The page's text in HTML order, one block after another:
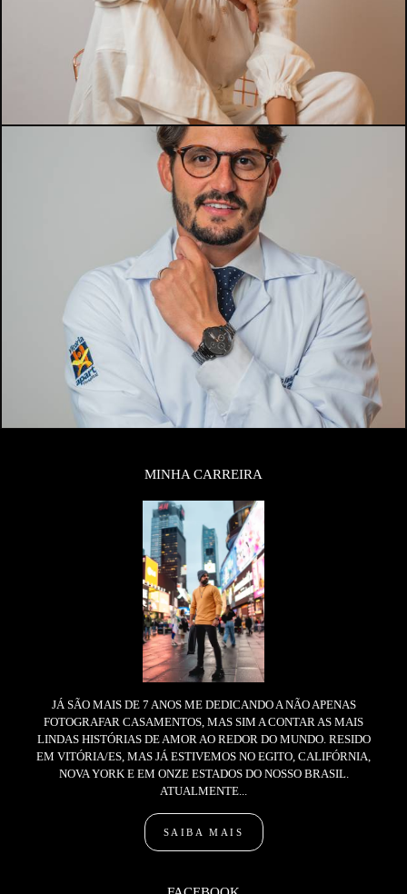
MINHA CARREIRA
JÁ SÃO MAIS DE 7 ANOS ME DEDICANDO A NÃO APENAS
FOTOGRAFAR CASAMENTOS, MAS SIM A CONTAR AS MAIS
LINDAS HISTÓRIAS DE AMOR AO REDOR DO MUNDO. RESIDO
EM VITÓRIA/ES, MAS JÁ ESTIVEMOS NO EGITO, CALIFÓRNIA,
NOVA YORK E EM ONZE ESTADOS DO NOSSO BRASIL.
ATUALMENTE...
SAIBA MAIS